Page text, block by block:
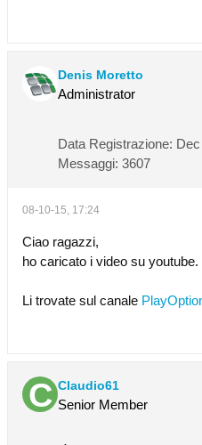
Denis Moretto
Administrator
Data Registrazione:
Messaggi: 3607
08-10-15, 17:24
Ciao ragazzi,
ho caricato i video su youtube.
Li trovate sul canale
Claudio61
Senior Member